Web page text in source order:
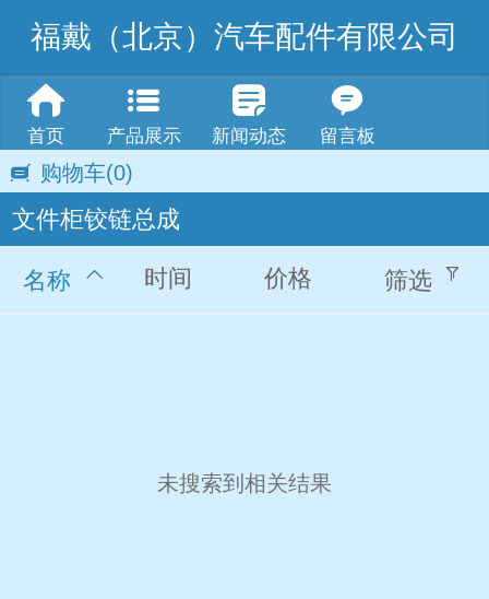
福戴（北京）汽车配件有限公司
首页 产品展示 新闻动态 留言板
购物车(0)
文件柜铰链总成
名称 时间 价格 筛选
未搜索到相关结果